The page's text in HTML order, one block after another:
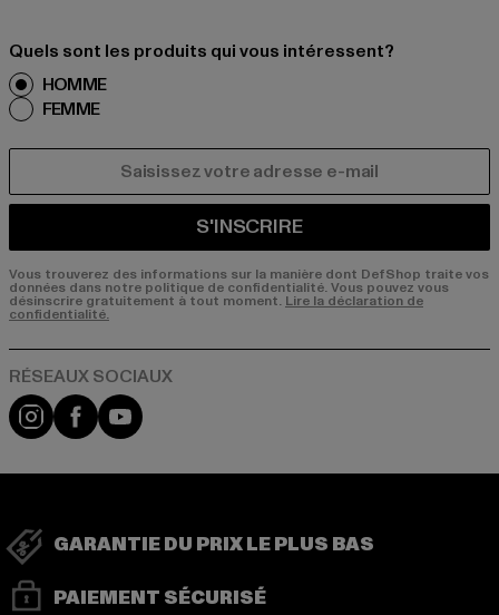
Quels sont les produits qui vous intéressent?
HOMME
FEMME
S'INSCRIRE
Vous trouverez des informations sur la manière dont DefShop traite vos
données dans notre politique de confidentialité. Vous pouvez vous
désinscrire gratuitement à tout moment. Lire la déclaration de
confidentialité.
Visit our Instagram page:
Visit our Facebook page:
Visit our YouTube channel:
GARANTIE DU PRIX LE PLUS BAS
PAIEMENT SÉCURISÉ